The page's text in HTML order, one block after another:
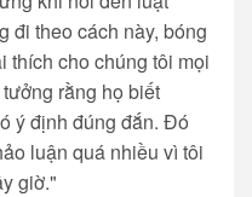
đi theo cách này, bóng
thích cho chúng tôi mọi
rằng họ biết
ý định đúng đắn. Đó
luận quá nhiều vì tôi
giờ."